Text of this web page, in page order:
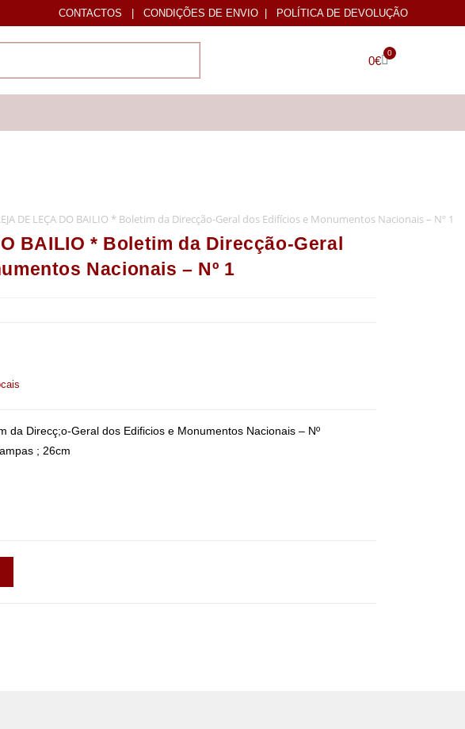
CONTACTOS | CONDIÇÕES DE ENVIO | POLÍTICA DE DEVOLUÇÃO
0€
0
DE LEÇA DO BAILIO * Boletim da Direcção-Geral dos Edifícios e Monumentos Nacionais – Nº 1
BAILIO * Boletim da Direcção-Geral
Nacionais – Nº 1
da Direcç;o-Geral dos Edificios e Monumentos Nacionais – Nº
; 26cm